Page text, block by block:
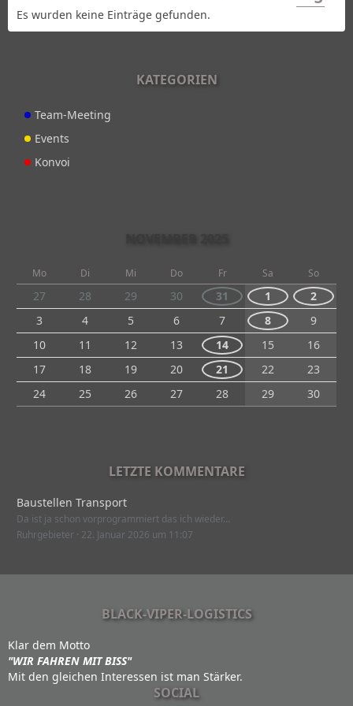
Es wurden keine Einträge gefunden.
KATEGORIEN
Team-Meeting
Events
Konvoi
Mo Di Mi Do Fr Sa So
27 28 29 30 31 1
2
3
4 5 6 7 8
9
10
11 12 13 14 15
16
17
18 19 20 21 22
23
24
25 26 27 28 29 30
LETZTE KOMMENTARE
Baustellen Transport
Da ist ja schon vorprogrammiert das ich wieder…
Ruhrgebieter 22. Januar 2026 um 11:07
BLACK-VIPER-LOGISTICS
Klar dem Motto
"WIR FAHREN MIT BISS"
Mit den gleichen Interessen ist man Stärker.
SOCIAL